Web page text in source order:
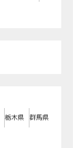
栃木県 群馬県